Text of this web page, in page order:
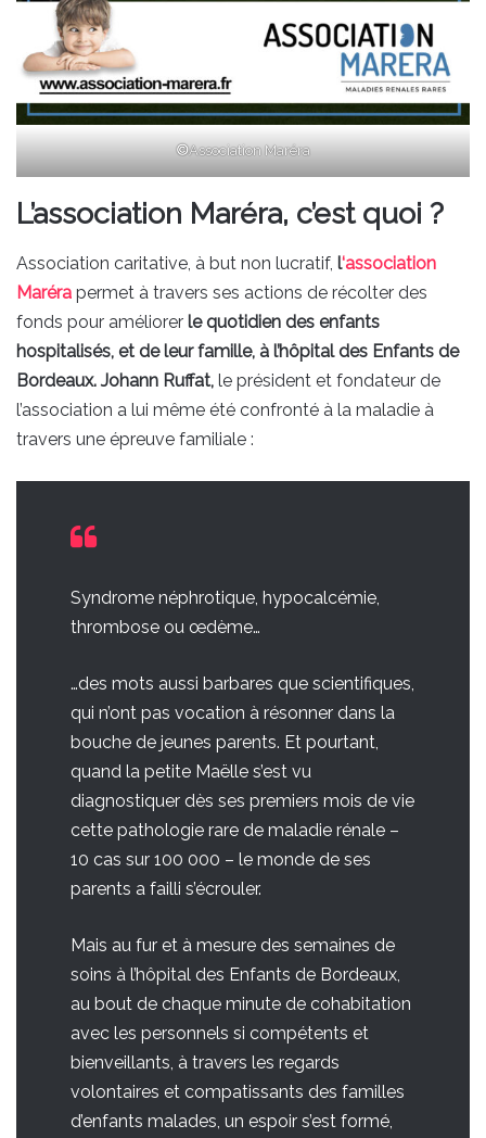
©Association Maréra
L’association Maréra, c’est quoi ?
Association caritative, à but non lucratif, l‘association
Maréra permet à travers ses actions de récolter des
fonds pour améliorer le quotidien des enfants
hospitalisés, et de leur famille, à l’hôpital des Enfants de
Bordeaux. Johann Ruffat, le président et fondateur de
l’association a lui même été confronté à la maladie à
travers une épreuve familiale :
Syndrome néphrotique, hypocalcémie,
thrombose ou œdème…
…des mots aussi barbares que scientifiques,
qui n’ont pas vocation à résonner dans la
bouche de jeunes parents. Et pourtant,
quand la petite Maëlle s’est vu
diagnostiquer dès ses premiers mois de vie
cette pathologie rare de maladie rénale –
10 cas sur 100 000 – le monde de ses
parents a failli s’écrouler.
Mais au fur et à mesure des semaines de
soins à l’hôpital des Enfants de Bordeaux,
au bout de chaque minute de cohabitation
avec les personnels si compétents et
bienveillants, à travers les regards
volontaires et compatissants des familles
d’enfants malades, un espoir s’est formé,